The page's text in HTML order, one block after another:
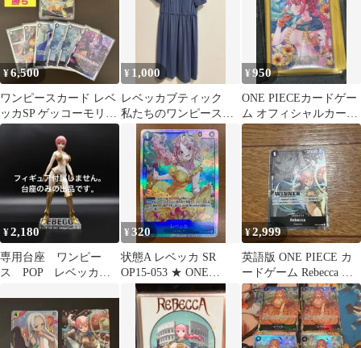
¥6,500
ワンピースカード レベ
ッカSP ゲッコーモリア
SR サカズキ SRなど
¥ 1,000
レベッカブティック
私たちのワンピース
ブルー
¥950
ONE PIECEカードゲー
ム オフィシャルカード
スリーブ レベッカ
¥2,180
専用台座 ワンピー
ス POP レベッカ
¥320
状態A レベッカ SR
OP15-053 ★ ONE
PIECE ワンピースカー
ドゲーム
¥2,999
英語版 ONE PIECE カ
ードゲーム Rebecca キ
ャラクターカード